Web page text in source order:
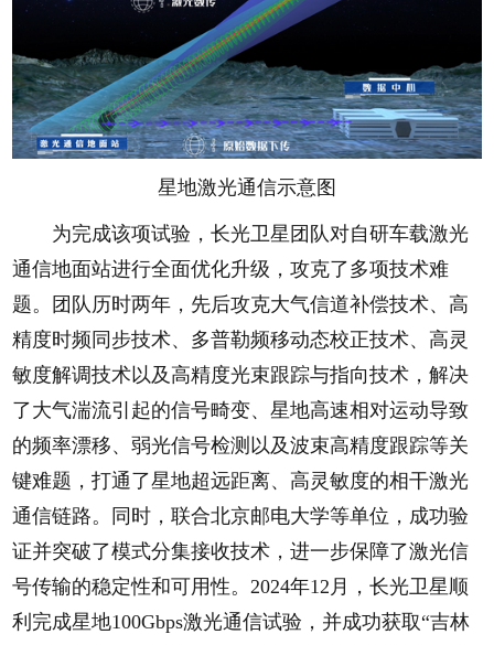
星地激光通信示意图
为完成该项试验，长光卫星团队对自研车载激光
通信地面站进行全面优化升级，攻克了多项技术难
题。团队历时两年，先后攻克大气信道补偿技术、高
精度时频同步技术、多普勒频移动态校正技术、高灵
敏度解调技术以及高精度光束跟踪与指向技术，解决
了大气湍流引起的信号畸变、星地高速相对运动导致
的频率漂移、弱光信号检测以及波束高精度跟踪等关
键难题，打通了星地超远距离、高灵敏度的相干激光
通信链路。同时，联合北京邮电大学等单位，成功验
证并突破了模式分集接收技术，进一步保障了激光信
号传输的稳定性和可用性。2024年12月，长光卫星顺
利完成星地100Gbps激光通信试验，并成功获取“吉林